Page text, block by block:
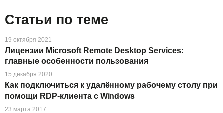
Статьи по теме
19 октября 2021
Лицензии Microsoft Remote Desktop Services:
главные особенности пользования
15 декабря 2020
Как подключиться к удалённому рабочему столу при
помощи RDP-клиента с Windows
23 марта 2017